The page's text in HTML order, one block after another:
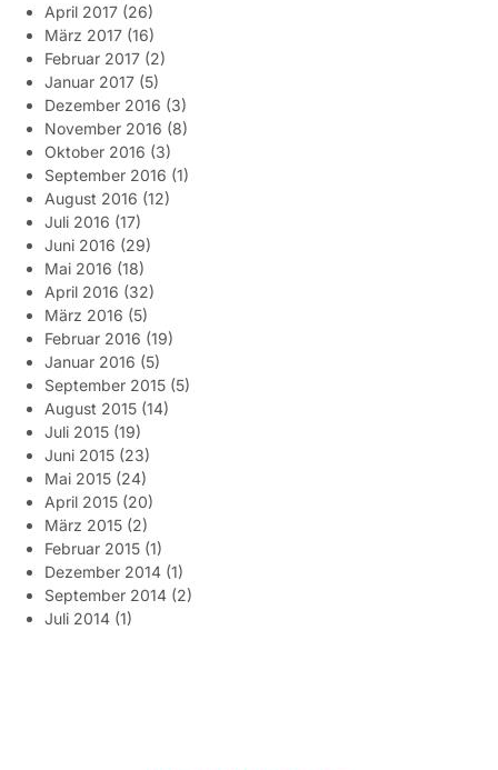
April 2017 (26)
März 2017 (16)
Februar 2017 (2)
Januar 2017 (5)
Dezember 2016 (3)
November 2016 (8)
Oktober 2016 (3)
September 2016 (1)
August 2016 (12)
Juli 2016 (17)
Juni 2016 (29)
Mai 2016 (18)
April 2016 (32)
März 2016 (5)
Februar 2016 (19)
Januar 2016 (5)
September 2015 (5)
August 2015 (14)
Juli 2015 (19)
Juni 2015 (23)
Mai 2015 (24)
April 2015 (20)
März 2015 (2)
Februar 2015 (1)
Dezember 2014 (1)
September 2014 (2)
Juli 2014 (1)